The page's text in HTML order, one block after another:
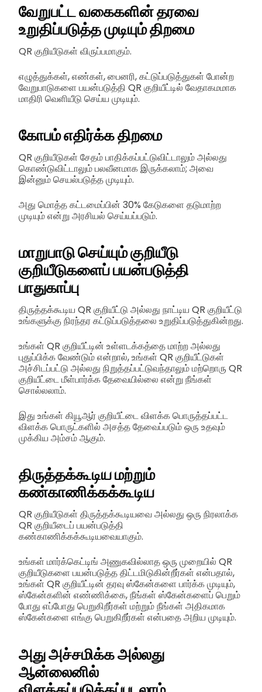
வேறுபட்ட வகைகளின் தரவை
உறுதிப்படுத்த முடியும் திறமை
QR குறியீடுகள் விருப்பமாகும்.
எழுத்துக்கள், எண்கள், பைனரி, கட்டுப்படுத்துகள் போன்ற
வேறுபாடுகளை பயன்படுத்தி QR குறியீட்டில் வேதாகமமாக
மாதிரி வெளியீடு செய்ய முடியும்.
கோபம் எதிர்க்க திறமை
QR குறியீடுகள் சேதம் பாதிக்கப்பட்டுவிட்டாலும் அல்லது
கொண்டுவிட்டாலும் பலவீனமாக இருக்கலாம்; அவை
இன்னும் செயல்படுத்த முடியும்.
அது மொத்த கட்டமைப்பின் 30% கேடுகளை தடுமாற்ற
முடியும் என்று அரசியல் செய்யப்படும்.
மாறுபாடு செய்யும் குறியீடு
குறியீடுகளைப் பயன்படுத்தி
பாதுகாப்பு
திருத்தக்கூடிய QR குறியீட்டு அல்லது நாட்டிய QR குறியீட்டு
உங்களுக்கு நிரந்தர கட்டுப்படுத்தலை உறுதிப்படுத்துகின்றது.
உங்கள் QR குறியீட்டின் உள்ளடக்கத்தை மாற்ற அல்லது
புதுப்பிக்க வேண்டும் என்றால், உங்கள் QR குறியீட்டுகள்
அச்சிடப்பட்டு அல்லது நிறுத்தப்பட்டுவந்தாலும் மற்றொரு QR
குறியீட்டை மீள்பார்க்க தேவையில்லை என்று நீங்கள்
சொல்லலாம்.
இது உங்கள் கியூஆர் குறியீட்டை விளக்க பொருத்தப்பட்ட
விளக்க பொருட்களில் அசத்த தேவைப்படும் ஒரு உதவும்
முக்கிய அம்சம் ஆகும்.
திருத்தக்கூடிய மற்றும்
கண்காணிக்கக்கூடிய
QR குறியீடுகள் திருத்தக்கூடியவை அல்லது ஒரு நிரலாக்க
QR குறியீடைப் பயன்படுத்தி
கண்காணிக்கக்கூடியவையாகும்.
உங்கள் மார்க்கெட்டிங் அணுகவில்லாத ஒரு முறையில் QR
குறியீடுகளை பயன்படுத்த திட்டமிடுகின்றீர்கள் என்பதால்,
உங்கள் QR குறியீட்டின் தரவு ஸ்கேன்களை பார்க்க முடியும்,
ஸ்கேன்களின் எண்ணிக்கை, நீங்கள் ஸ்கேன்களைப் பெறும்
போது எப்போது பெறுகிறீர்கள் மற்றும் நீங்கள் அதிகமாக
ஸ்கேன்களை எங்கு பெறுகிறீர்கள் என்பதை அறிய முடியும்.
அது அச்சமிக்க அல்லது
ஆன்லைனில்